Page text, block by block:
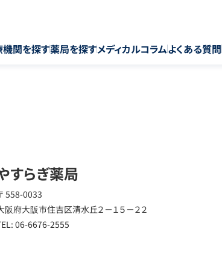
関を探す薬局を探すメディカルコラムよくある質問
すらぎ薬局
558-0033
阪府大阪市住吉区清水丘２－１５－２２
06-6676-2555